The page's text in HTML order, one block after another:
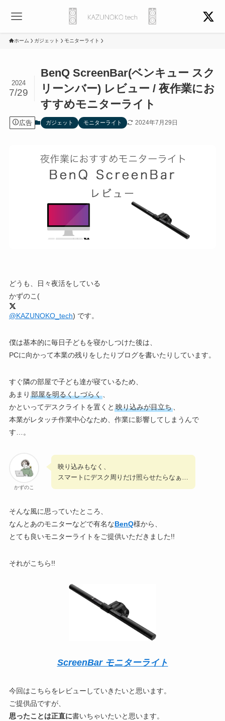
ホーム ガジェット モニターライト
BenQ ScreenBar(ベンキュー スク
リーンバー) レビュー / 夜作業にお
すすめモニターライト
2024
7/29
広告 ガジェット モニターライト 2024年7月29日
どうも、日々夜活をしている
かずのこ (
@KAZUNOKO_tech) です。
僕は基本的に毎日子どもを寝かしつけた後は、
PCに向かって本業の残りをしたりブログを書いたりしています。
すぐ隣の部屋で子ども達が寝ているため、
あまり 部屋を明るくしづらく、
かといってデスクライトを置くと 映り込みが目立ち、
本業がレタッチ作業中心なため、作業に影響してしまうんで
す…。
かずのこ
映り込みもなく、
スマートにデスク周りだけ照らせたらなぁ…
そんな風に思っていたところ、
なんとあのモニターなどで有名なBenQ様から、
とても良いモニターライトをご提供いただきました!!
それがこちら!!
ScreenBar モニターライト
今回はこちらをレビューしていきたいと思います。
ご提供品ですが、
思ったことは正直に書いちゃいたいと思います。